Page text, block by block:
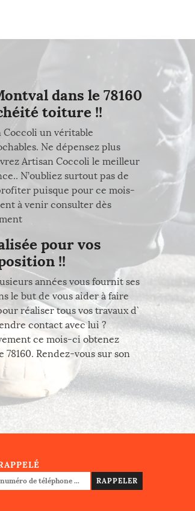
dans le 78160
toiture !!
Coccoli un véritable
Ne dépensez plus
Artisan Coccoli le meilleur
N’oubliez surtout pas de
puisque pour ce mois-
à venir consulter dès
pour vos
!!
années vous fournit ses
le but de vous aider à faire
réaliser tous vos travaux d`
contact avec lui ?
ce mois-ci obtenez
Rendez-vous sur son